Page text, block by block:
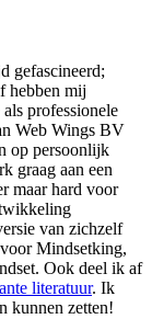
gefascineerd;
hebben mij
professionele
Web Wings BV
op persoonlijk
graag aan een
maar hard voor
van zichzelf
Mindsetking,
Ook deel ik af
literatuur. Ik
kunnen zetten!